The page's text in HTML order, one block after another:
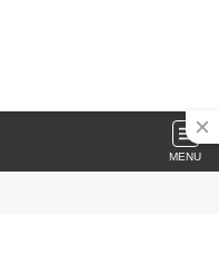
MENU